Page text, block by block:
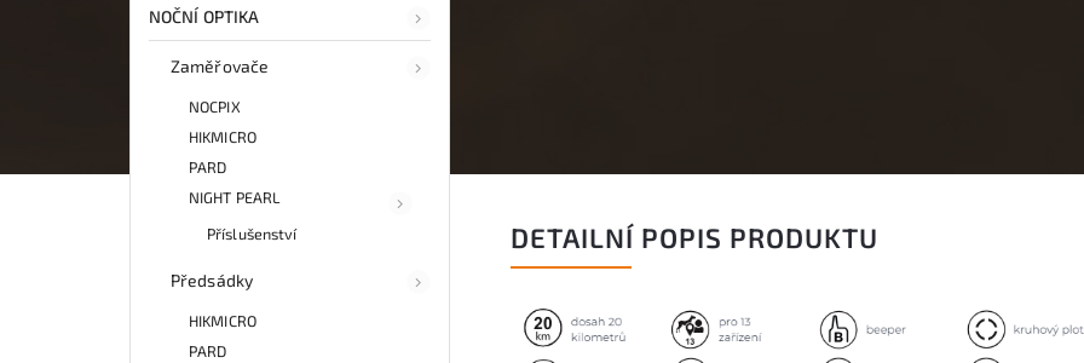
NOČNÍ OPTIKA
Zaměřovače
NOCPIX
HIKMICRO
PARD
NIGHT PEARL
Příslušenství
Předsádky
HIKMICRO
PARD
DETAILNÍ POPIS PRODUKTU